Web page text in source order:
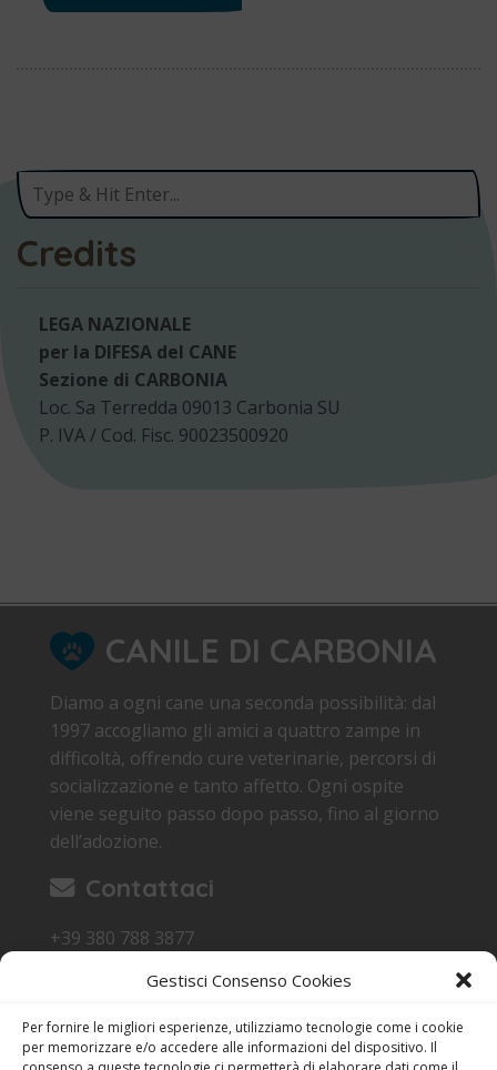
Gestisci Consenso Cookies
Per fornire le migliori esperienze, utilizziamo tecnologie come i cookie
per memorizzare e/o accedere alle informazioni del dispositivo. Il
Credits
LEGA NAZIONALE
per la DIFESA del CANE
Sezione di CARBONIA
Loc. Sa Terredda 09013 Carbonia SU
P. IVA / Cod. Fisc. 90023500920
CANILE DI CARBONIA
Diamo a ogni cane una seconda possibilità: dal
1997 accogliamo gli amici a quattro zampe in
difficoltà, offrendo cure veterinarie, percorsi di
socializzazione e tanto affetto. Ogni ospite
viene seguito passo dopo passo, fino al giorno
dell’adozione.
Contattaci
+39 380 788 3877
Loc. Sa Terredda 09013 Carbonia SU
Orari di Visita